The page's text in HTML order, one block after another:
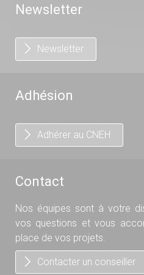
Newsletter
Newsletter
Adhésion
Adhérer au CNEH
Contact
Nos équipes sont à votre
vos questions et vous
place de vos projets.
Contacter un conseiller